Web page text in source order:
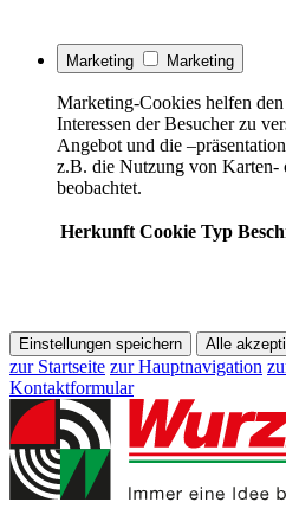
Marketing Marketing
Marketing-Cookies helfen
Interessen der Besucher zu
Angebot und die
z.B. die Nutzung von Karten-
beobachtet.
Herkunft Cookie Typ
Einstellungen speichern Alle
zur Startseite zur Hauptnavigation
Kontaktformular